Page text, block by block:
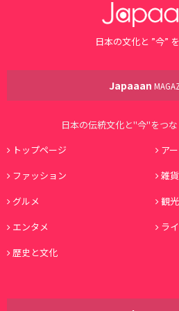
日本の文化と ”今”
Japaaan
日本の伝統文化と"今"をつ
トップページ
ア
ファッション
雑
グルメ
観
エンタメ
ラ
歴史と文化